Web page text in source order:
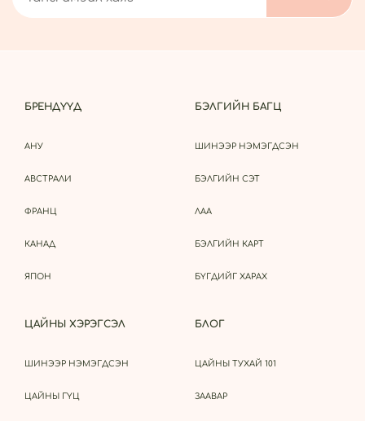
БРЕНДҮҮД
АНУ
АВСТРАЛИ
ФРАНЦ
КАНАД
ЯПОН
БЭЛГИЙН БАГЦ
ШИНЭЭР НЭМЭГДСЭН
БЭЛГИЙН СЭТ
ЛАА
БЭЛГИЙН КАРТ
БҮГДИЙГ ХАРАХ
ЦАЙНЫ ХЭРЭГСЭЛ
ШИНЭЭР НЭМЭГДСЭН
ЦАЙНЫ ГҮЦ
БЛОГ
ЦАЙНЫ ТУХАЙ 101
ЗААВАР